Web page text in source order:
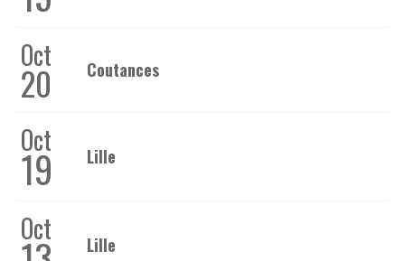
Oct
20 Coutances
Oct
19 Lille
Oct Lille